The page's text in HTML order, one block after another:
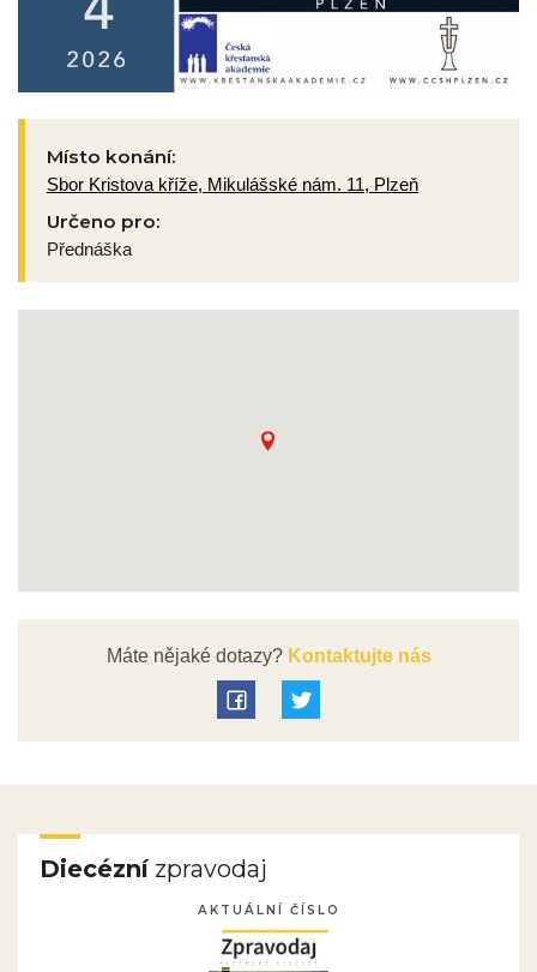
Místo konání:
Sbor Kristova kříže, Mikulášské nám. 11, Plzeň
Určeno pro:
Přednáška
Máte nějaké dotazy?Kontaktujte nás
Diecéznízpravodaj
AKTUÁLNÍ ČÍSLO